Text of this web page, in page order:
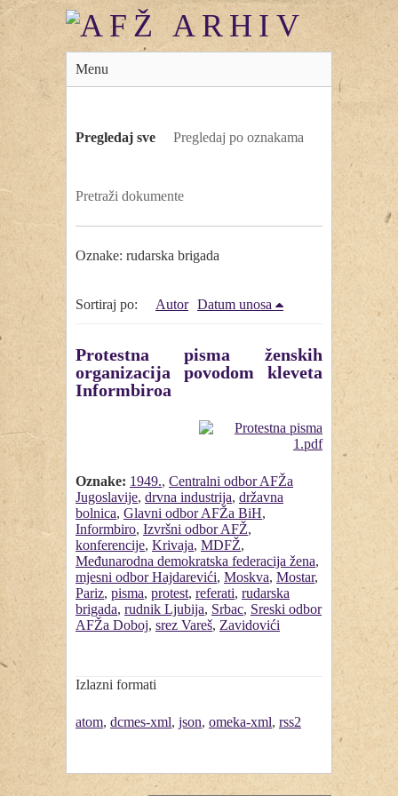
Menu
Pregledaj sve Pregledaj po oznakama
Pretraži dokumente
Oznake: rudarska brigada
Sortiraj po: Autor Datum unosa
Protestna pisma ženskih
organizacija povodom kleveta
Informbiroa
Oznake: 1949., Centralni odbor AFŽa
Jugoslavije, drvna industrija, državna
bolnica, Glavni odbor AFŽa BiH,
Informbiro, Izvršni odbor AFŽ,
konferencije, Krivaja, MDFŽ,
Međunarodna demokratska federacija žena,
mjesni odbor Hajdarevići, Moskva, Mostar,
Pariz, pisma, protest, referati, rudarska
brigada, rudnik Ljubija, Srbac, Sreski odbor
AFŽa Doboj, srez Vareš, Zavidovići
Izlazni formati
atom, dcmes-xml, json, omeka-xml, rss2